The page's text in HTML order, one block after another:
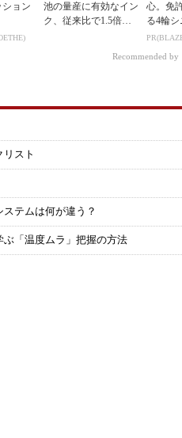
ョン
池の量産に有効なイン
ク、従来比で1.5倍の
心。免
る4輪
Recommended by
スト
テムは何が違う？
「温度ムラ」把握の方法